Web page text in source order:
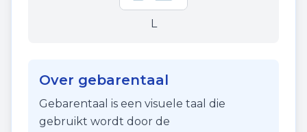
L
Over gebarentaal
Gebarentaal is een visuele taal die
gebruikt wordt door de